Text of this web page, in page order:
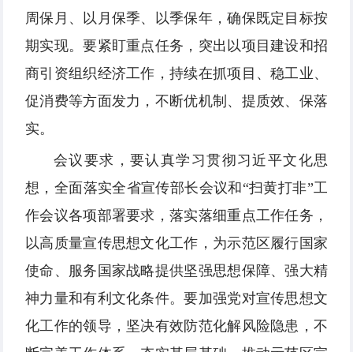
周保月、以月保季、以季保年，确保既定目标按
期实现。要紧盯重点任务，突出以项目建设和招
商引资组织经济工作，持续在抓项目、稳工业、
促消费等方面发力，不断优机制、提质效、保落
实。
会议要求，要认真学习贯彻习近平文化思
想，全面落实全省宣传部长会议和“扫黄打非”工
作会议各项部署要求，落实落细重点工作任务，
以高质量宣传思想文化工作，为示范区履行国家
使命、服务国家战略提供坚强思想保障、强大精
神力量和有利文化条件。要加强党对宣传思想文
化工作的领导，坚决有效防范化解风险隐患，不